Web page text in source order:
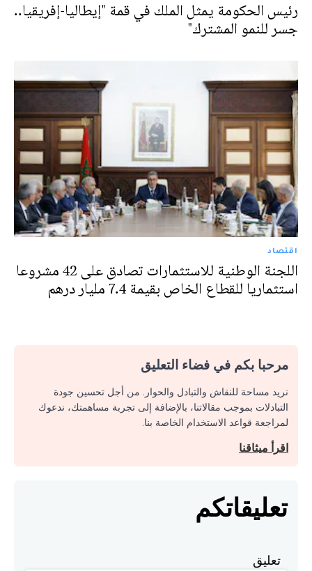
رئيس الحكومة يمثل الملك في قمة "إيطاليا-إفريقيا..
جسر للنمو المشترك"
اقتصاد
اللجنة الوطنية للاستثمارات تصادق على 42 مشروعا
استثماريا للقطاع الخاص بقيمة 7.4 مليار درهم
مرحبا بكم في فضاء التعليق
نريد مساحة للنقاش والتبادل والحوار. من أجل تحسين جودة
التبادلات بموجب مقالاتنا، بالإضافة إلى تجربة مساهمتك، ندعوك
لمراجعة قواعد الاستخدام الخاصة بنا.
اقرأ ميثاقنا
تعليقاتكم
تعليق